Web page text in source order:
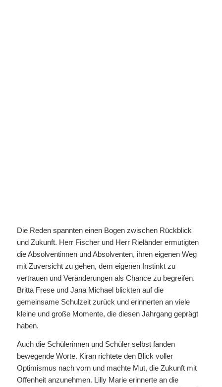
Die Reden spannten einen Bogen zwischen Rückblick
und Zukunft. Herr Fischer und Herr Rieländer ermutigten
die Absolventinnen und Absolventen, ihren eigenen Weg
mit Zuversicht zu gehen, dem eigenen Instinkt zu
vertrauen und Veränderungen als Chance zu begreifen.
Britta Frese und Jana Michael blickten auf die
gemeinsame Schulzeit zurück und erinnerten an viele
kleine und große Momente, die diesen Jahrgang geprägt
haben.
Auch die Schülerinnen und Schüler selbst fanden
bewegende Worte. Kiran richtete den Blick voller
Optimismus nach vorn und machte Mut, die Zukunft mit
Offenheit anzunehmen. Lilly Marie erinnerte an die